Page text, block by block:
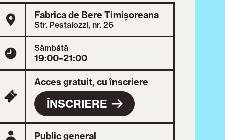
Fabrica de Bere Timișoreana
Str. Pestalozzi, nr. 26
Sâmbătă
19:00–21:00
Acces gratuit, cu înscriere
ÎNSCRIERE
Public general